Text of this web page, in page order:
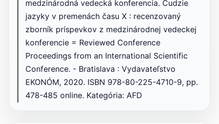
medzinárodná vedecká konferencia. Cudzie
jazyky v premenách času X : recenzovaný
zborník príspevkov z medzinárodnej vedeckej
konferencie = Reviewed Conference
Proceedings from an International Scientific
Conference. - Bratislava : Vydavateľstvo
EKONÓM, 2020. ISBN 978-80-225-4710-9, pp.
478-485 online. Kategória: AFD